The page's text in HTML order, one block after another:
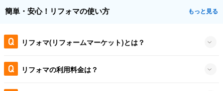
簡単・安心！リフォマの使い方 もっと見る
リフォマ(リフォームマーケット)とは？
リフォマの利用料金は？